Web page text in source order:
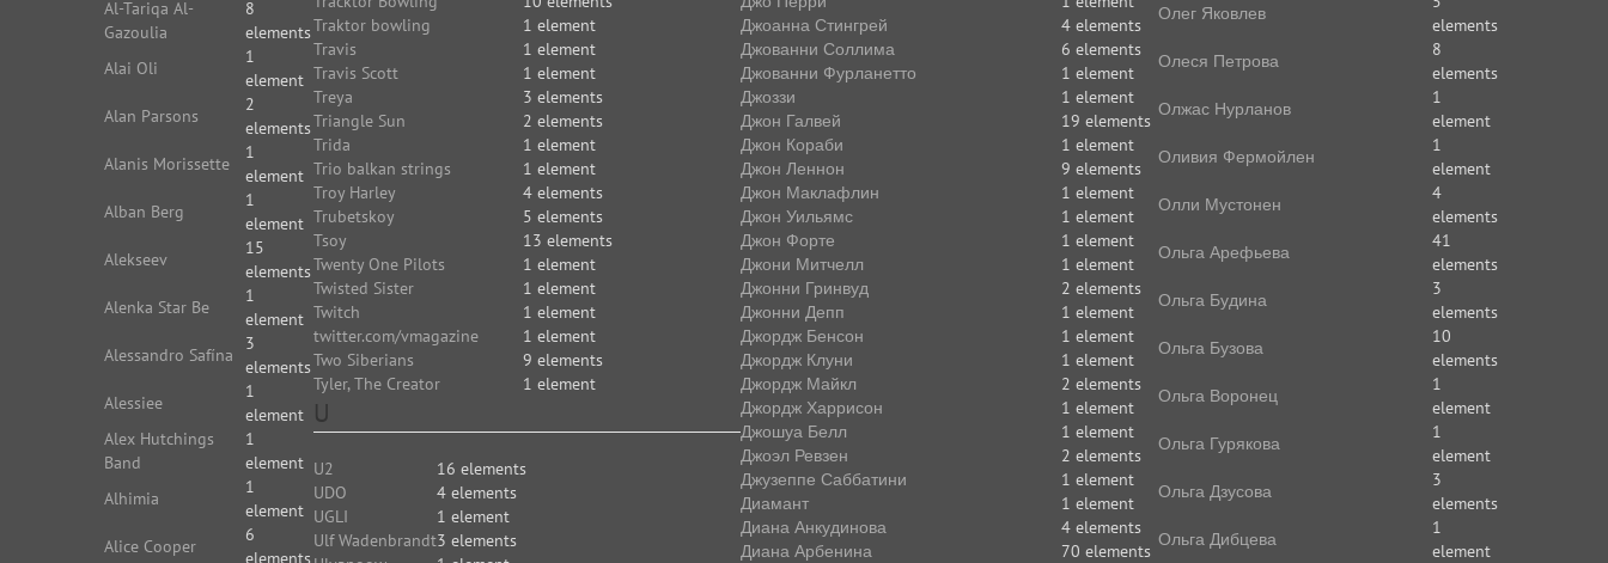
Al-Tariqa Al-
Gazoulia
8
elements
Alai Oli
1
element
Alan Parsons
2
elements
Alanis Morissette
1
element
Alban Berg
1
element
Alekseev
15
elements
Alenka Star Be
1
element
Alessandro Safína
3
elements
Alessiee
1
element
Alex Hutchings
Band
1
element
Alhimia
1
element
Alice Cooper
6
elements
Traktor bowling
1 element
Travis
1 element
Travis Scott
1 element
Treya
3 elements
Triangle Sun
2 elements
Trida
1 element
Trio balkan strings
1 element
Troy Harley
4 elements
Trubetskoy
5 elements
Tsoy
13 elements
Twenty One Pilots
1 element
Twisted Sister
1 element
Twitch
1 element
twitter.com/vmagazine
1 element
Two Siberians
9 elements
Tyler, The Creator
1 element
U
U2
16 elements
UDO
4 elements
UGLI
1 element
Ulf Wadenbrandt3 elements
Джоанна Стингрей
4 elements
Джованни Соллима
6 elements
Джованни Фурланетто
1 element
Джоззи
1 element
Джон Галвей
19 elements
Джон Кораби
1 element
Джон Леннон
9 elements
Джон Маклафлин
1 element
Джон Уильямс
1 element
Джон Форте
1 element
Джони Митчелл
1 element
Джонни Гринвуд
2 elements
Джонни Депп
1 element
Джордж Бенсон
1 element
Джордж Клуни
1 element
Джордж Майкл
2 elements
Джордж Харрисон
1 element
Джошуа Белл
1 element
Джоэл Ревзен
2 elements
Джузеппе Саббатини
1 element
Диамант
1 element
Диана Анкудинова
4 elements
Диана Арбенина
70 elements
Олег Яковлев
elements
Олеся Петрова
8
elements
Олжас Нурланов
1
element
Оливия Фермойлен
1
element
Олли Мустонен
4
elements
Ольга Арефьева
41
elements
Ольга Будина
3
elements
Ольга Бузова
10
elements
Ольга Воронец
1
element
Ольга Гурякова
1
element
Ольга Дзусова
3
elements
Ольга Дибцева
1
element